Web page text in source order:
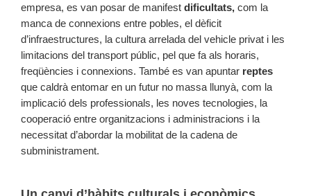
empresa, es van posar de manifest dificultats, com la
manca de connexions entre pobles, el dèficit
d’infraestructures, la cultura arrelada del vehicle privat i les
limitacions del transport públic, pel que fa als horaris,
freqüències i connexions. També es van apuntar reptes
que caldrà entomar en un futur no massa llunyà, com la
implicació dels professionals, les noves tecnologies, la
cooperació entre organitzacions i administracions i la
necessitat d’abordar la mobilitat de la cadena de
subministrament.